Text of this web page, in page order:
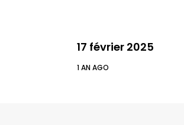
17 février 2025
1 AN AGO